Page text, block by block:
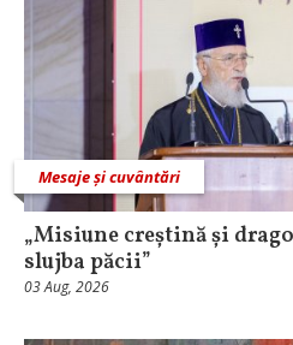
Mesaje și cuvântări
„Misiune creștină și
slujba păcii”
03 Aug, 2026